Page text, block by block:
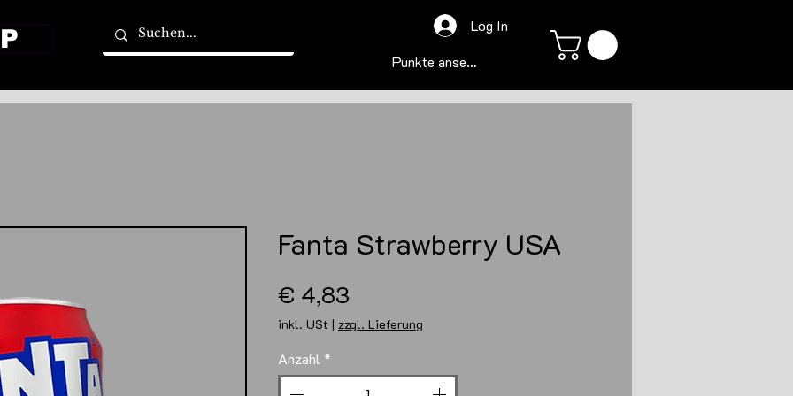
Log In
Punkte ansehen
Fanta Strawberry USA
€ 4,83
inkl. USt | zzgl. Lieferung
Anzahl *